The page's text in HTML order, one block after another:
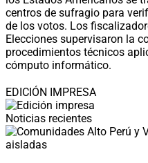
centros de sufragio para
de los votos. Los
Elecciones supervisaron la
procedimientos técnicos
cómputo informático.
EDICIÓN IMPRESA
Noticias recientes